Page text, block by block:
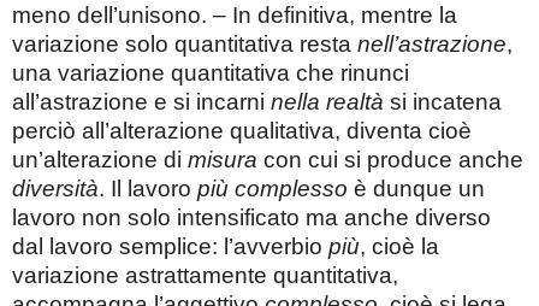
meno dell’unisono. – In definitiva, mentre la
variazione solo quantitativa resta nell’astrazione,
una variazione quantitativa che rinunci
all’astrazione e si incarni nella realtà si incatena
perciò all’alterazione qualitativa, diventa cioè
un’alterazione di misura con cui si produce anche
diversità. Il lavoro più complesso è dunque un
lavoro non solo intensificato ma anche diverso
dal lavoro semplice: l’avverbio più, cioè la
variazione astrattamente quantitativa,